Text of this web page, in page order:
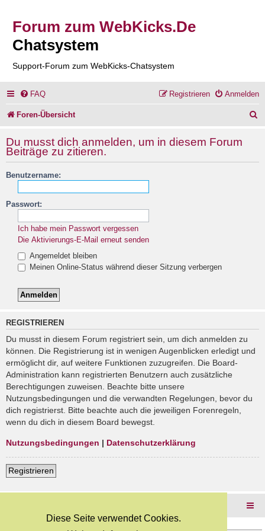
Diese Seite verwendet Cookies.
Forum zum WebKicks.De
Chatsystem
Support-Forum zum WebKicks-Chatsystem
FAQ Anmelden
Registrieren
Foren-Übersicht
Du musst dich anmelden, um in diesem Forum
Beiträge zu zitieren.
Benutzername:
Passwort:
Ich habe mein Passwort vergessen
Die Aktivierungs-E-Mail erneut senden
Angemeldet bleiben
Meinen Online-Status während dieser Sitzung verbergen
REGISTRIEREN
Du musst in diesem Forum registriert sein, um dich anmelden zu
können. Die Registrierung ist in wenigen Augenblicken erledigt und
ermöglicht dir, auf weitere Funktionen zuzugreifen. Die Board-
Administration kann registrierten Benutzern auch zusätzliche
Berechtigungen zuweisen. Beachte bitte unsere
Nutzungsbedingungen und die verwandten Regelungen, bevor du
dich registrierst. Bitte beachte auch die jeweiligen Forenregeln,
wenn du dich in diesem Board bewegst.
Nutzungsbedingungen | Datenschutzerklärung
Registrieren